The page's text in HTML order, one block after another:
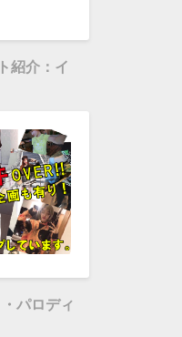
紹介：イ
パロディ